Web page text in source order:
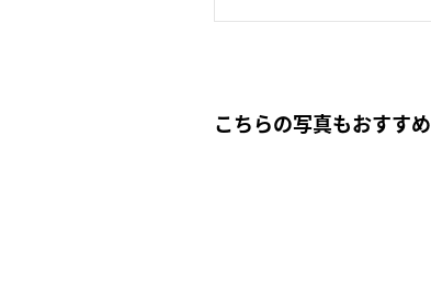
こちらの写真もおすすめ